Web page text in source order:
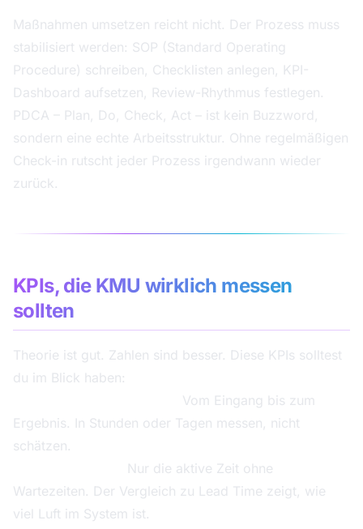
Maßnahmen umsetzen reicht nicht. Der Prozess muss
stabilisiert werden: SOP (Standard Operating
Procedure) schreiben, Checklisten anlegen, KPI-
Dashboard aufsetzen, Review-Rhythmus festlegen.
PDCA – Plan, Do, Check, Act – ist kein Buzzword,
sondern eine echte Arbeitsstruktur. Ohne regelmäßigen
Check-in rutscht jeder Prozess irgendwann wieder
zurück.
KPIs, die KMU wirklich messen
sollten
Theorie ist gut. Zahlen sind besser. Diese KPIs solltest
du im Blick haben:
Vom Eingang bis zum
Ergebnis. In Stunden oder Tagen messen, nicht
schätzen.
Nur die aktive Zeit ohne
Wartezeiten. Der Vergleich zu Lead Time zeigt, wie
viel Luft im System ist.